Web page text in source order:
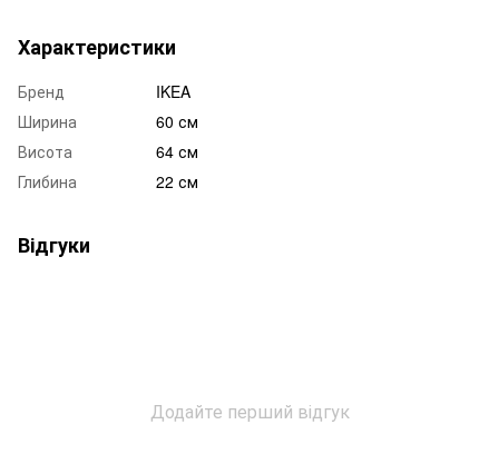
Характеристики
Бренд
IKEA
Ширина
60 см
Висота
64 см
Глибина
22 см
Відгуки
Додайте перший відгук